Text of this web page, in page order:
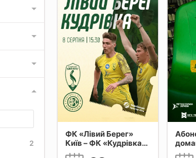
2
ФК «Лівий Берег»
Київ – ФК «Кудрівка»
Кудрівка